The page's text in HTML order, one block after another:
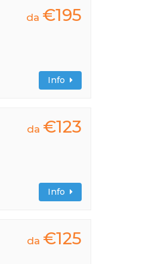
da €195
Info
da €123
Info
da €125